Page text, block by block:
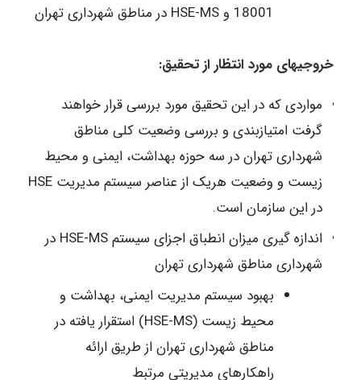
18001 و HSE-MS در مناطق شهرداری تهران
خروجی­های مورد انتظار از تحقیق:
مواردی که در این تحقیق مورد بررسی قرار خواهند
گرفت امتیازبندی و بررسی وضعیت کلی مناطق
شهرداری تهران در سه حوزه بهداشت، ایمنی و محیط
زیست و وضعیت هریک از عناصر سیستم مدیریت HSE
در این سازمان است.
اندازه گیری میزان انطباق اجزای سیستم HSE-MS در
شهرداری مناطق شهرداری تهران
بهبود سیستم مدیریت ایمنی، بهداشت و
محیط زیست (HSE-MS) استقرار یافته در
مناطق شهرداری تهران از طریق ارائه
راهکارهای مدیریتی مرتبط